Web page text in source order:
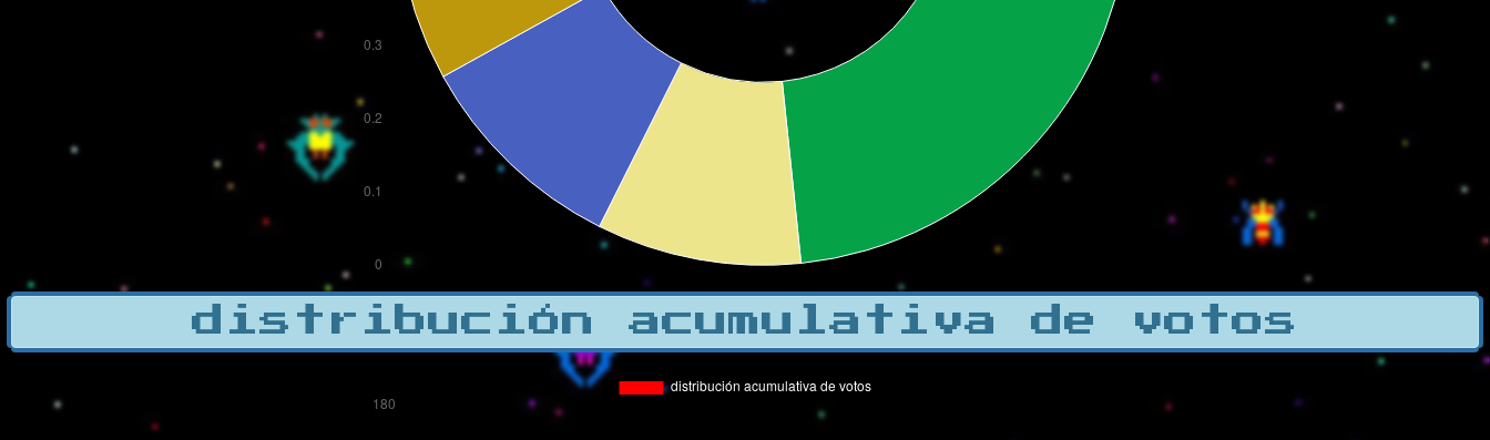
distribución acumulativa de votos